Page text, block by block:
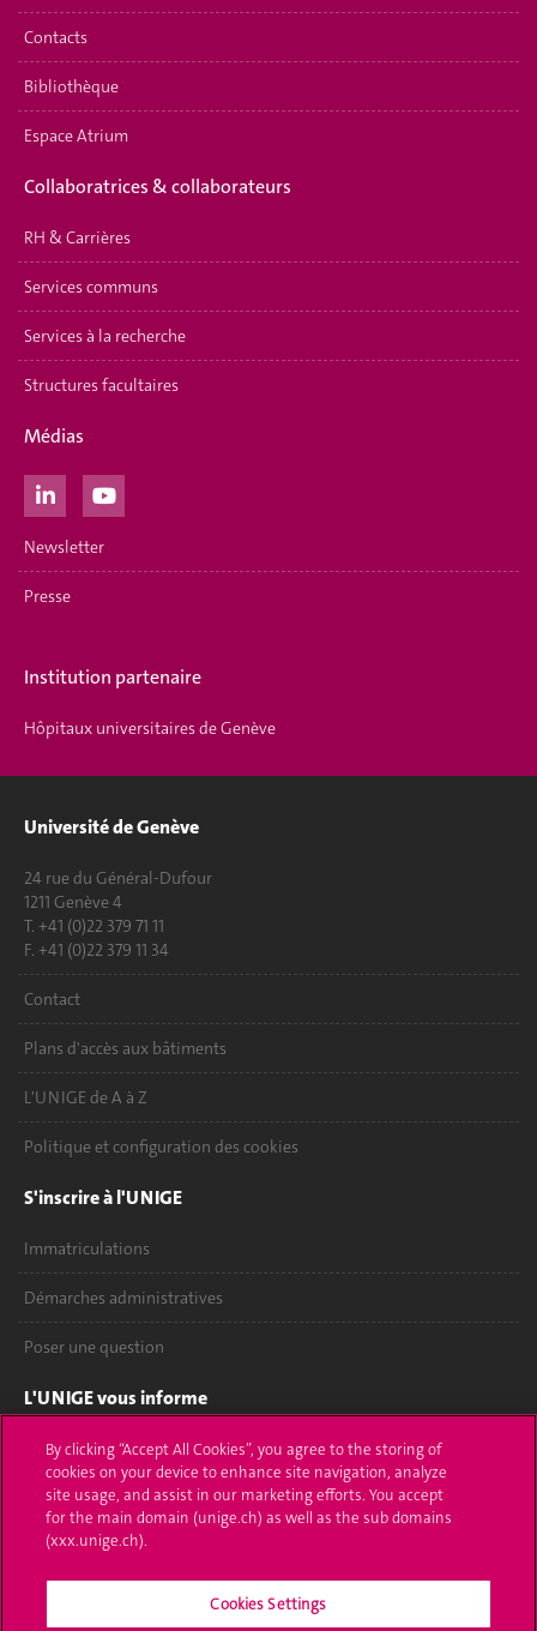
Contacts
Bibliothèque
Espace Atrium
Collaboratrices & collaborateurs
RH & Carrières
Services communs
Services à la recherche
Structures facultaires
Médias
Newsletter
Presse
Institution partenaire
Hôpitaux universitaires de Genève
Université de Genève
24 rue du Général-Dufour
1211 Genève 4
T. +41 (0)22 379 71 11
F. +41 (0)22 379 11 34
Contact
Plans d'accès aux bâtiments
L'UNIGE de A à Z
Politique et configuration des cookies
S'inscrire à l'UNIGE
Immatriculations
Démarches administratives
Poser une question
L'UNIGE vous informe
UNIGE Mobile
Médias
Offres d'emploi
By clicking “Accept All Cookies”, you agree to the storing of
cookies on your device to enhance site navigation, analyze
site usage, and assist in our marketing efforts. You accept
for the main domain (unige.ch) as well as the sub domains
(xxx.unige.ch).
Cookies Settings